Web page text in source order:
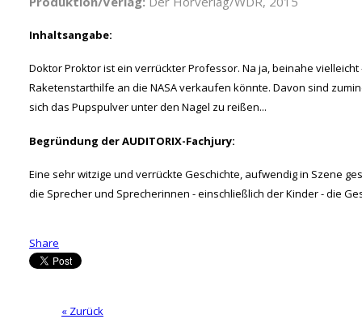
Inhaltsangabe:
Doktor Proktor ist ein verrückter Professor. Na ja, beinahe
Raketenstarthilfe an die NASA verkaufen könnte. Davon sind
sich das Pupspulver unter den Nagel zu reißen...
Begründung der AUDITORIX-Fachjury:
Eine sehr witzige und verrückte Geschichte, aufwendig in Szene
die Sprecher und Sprecherinnen - einschließlich der Kinder - die
Share
« Zurück